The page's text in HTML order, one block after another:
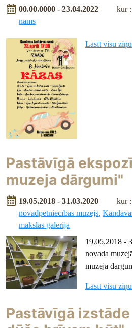
00.00.0000 - 23.04.2022 kur :
nams
Lasīt visu ziņu
Pastāvīgā
muzeja dārgumi"
19.05.2018 - 31.03.2020 kur :
novadpētniecības muzejs,
mākslas galerija
19.05.2018 -
novada
muzeja
Lasīt visu ziņu
Pastāvīgā